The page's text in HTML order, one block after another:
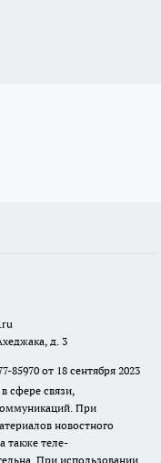
д. 3
85970 от 18 сентября 2023
сфере связи,
При
новостного
также теле-
При использовании